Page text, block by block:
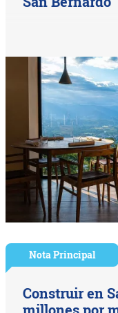
Nota Principal
Construir en
millones por